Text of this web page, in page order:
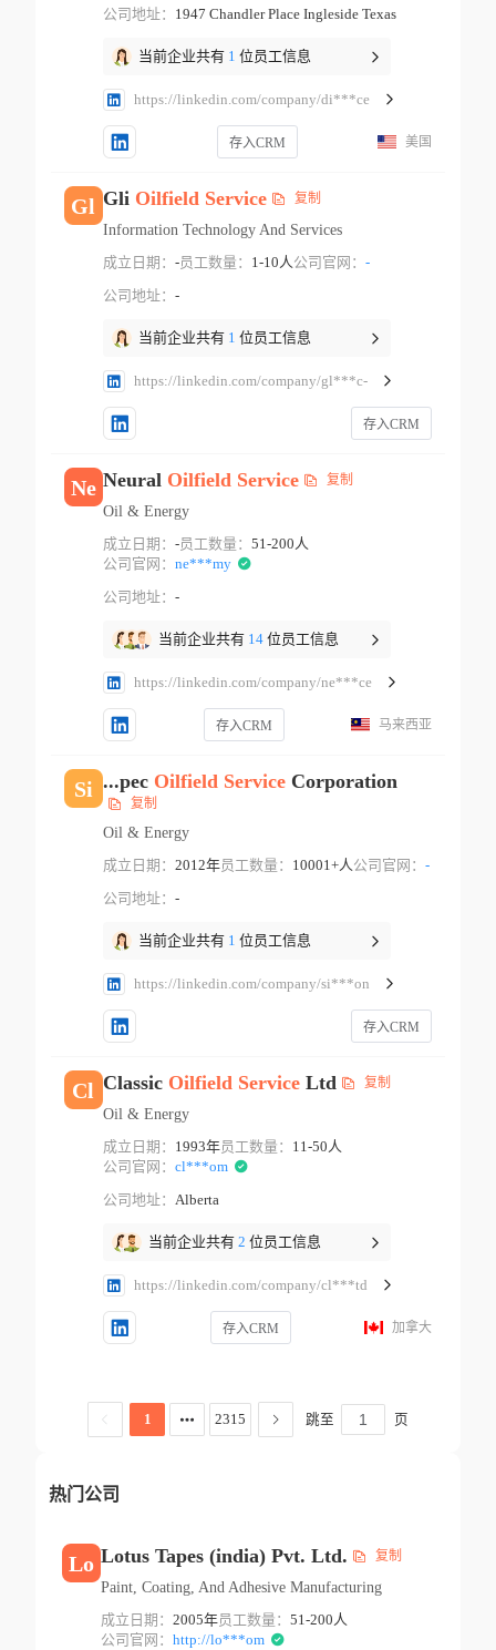
公司地址： 1947 Chandler Place Ingleside Texas
当前企业共有 1 位员工信息
https://linkedin.com/company/di***ce
存入CRM 美国
Gl Gli Oilfield Service 复制
Information Technology And Services
成立日期： -员工数量： 1-10人公司官网： -
公司地址： -
当前企业共有 1 位员工信息
https://linkedin.com/company/gl***c-
存入CRM
Ne Neural Oilfield Service 复制
Oil & Energy
成立日期： -员工数量： 51-200人
公司官网： ne***my
公司地址： -
当前企业共有 14位员工信息
https://linkedin.com/company/ne***ce
存入CRM 马来西亚
Si ...pec Oilfield ServiceCorporation
复制
Oil & Energy
成立日期： 2012年员工数量： 10001+人公司官网： -
公司地址： -
当前企业共有 1 位员工信息
https://linkedin.com/company/si***on
存入CRM
Cl Classic Oilfield ServiceLtd 复制
Oil & Energy
成立日期： 1993年员工数量： 11-50人
公司官网： cl***om
公司地址： Alberta
当前企业共有 2 位员工信息
https://linkedin.com/company/cl***td
存入CRM 加拿大
1 2315 跳至 页
热门公司
Lo Lotus Tapes (india) Pvt. Ltd. 复制
Paint, Coating, And Adhesive Manufacturing
成立日期： 2005年员工数量： 51-200人
公司官网： http://lo***om